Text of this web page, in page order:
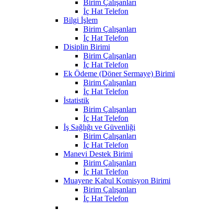
Birim Çalışanları
İç Hat Telefon
Bilgi İşlem
Birim Çalışanları
İç Hat Telefon
Disiplin Birimi
Birim Çalışanları
İç Hat Telefon
Ek Ödeme (Döner Sermaye) Birimi
Birim Çalışanları
İç Hat Telefon
İstatistik
Birim Çalışanları
İç Hat Telefon
İş Sağlığı ve Güvenliği
Birim Çalışanları
İç Hat Telefon
Manevi Destek Birimi
Birim Çalışanları
İç Hat Telefon
Muayene Kabul Komisyon Birimi
Birim Çalışanları
İç Hat Telefon